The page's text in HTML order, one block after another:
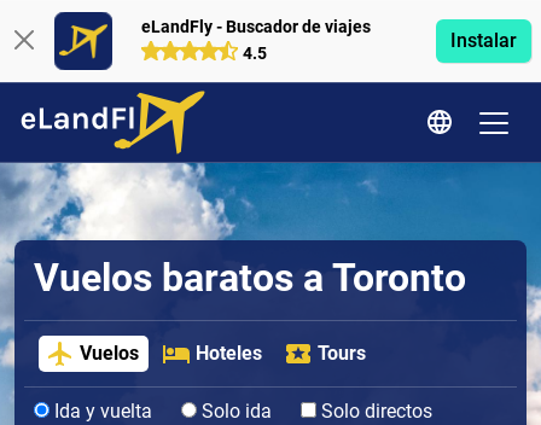
eLandFly - Buscador de viajes
4.5
Instalar
Vuelos baratos a Toronto
Vuelos Hoteles Tours
Ida y vuelta Solo ida
Solo directos